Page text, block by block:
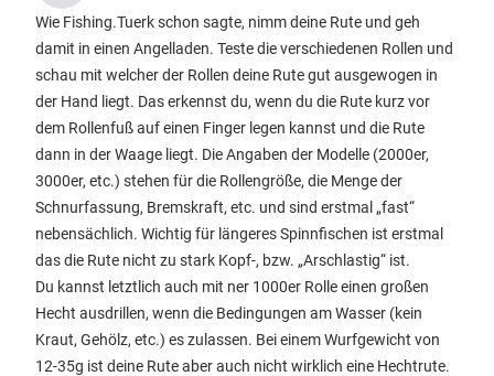
Wie Fishing.Tuerk schon sagte, nimm deine Rute und geh
damit in einen Angelladen. Teste die verschiedenen Rollen und
schau mit welcher der Rollen deine Rute gut ausgewogen in
der Hand liegt. Das erkennst du, wenn du die Rute kurz vor
dem Rollenfuß auf einen Finger legen kannst und die Rute
dann in der Waage liegt. Die Angaben der Modelle (2000er,
3000er, etc.) stehen für die Rollengröße, die Menge der
Schnurfassung, Bremskraft, etc. und sind erstmal „fast“
nebensächlich. Wichtig für längeres Spinnfischen ist erstmal
das die Rute nicht zu stark Kopf-, bzw. „Arschlastig“ ist.
Du kannst letztlich auch mit ner 1000er Rolle einen großen
Hecht ausdrillen, wenn die Bedingungen am Wasser (kein
Kraut, Gehölz, etc.) es zulassen. Bei einem Wurfgewicht von
12-35g ist deine Rute aber auch nicht wirklich eine Hechtrute.